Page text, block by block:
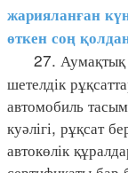
жарияланған
өткен соң
27. Аумақтық
шетелдік
автомобиль
куәлігі, рұқсат
автокөлік